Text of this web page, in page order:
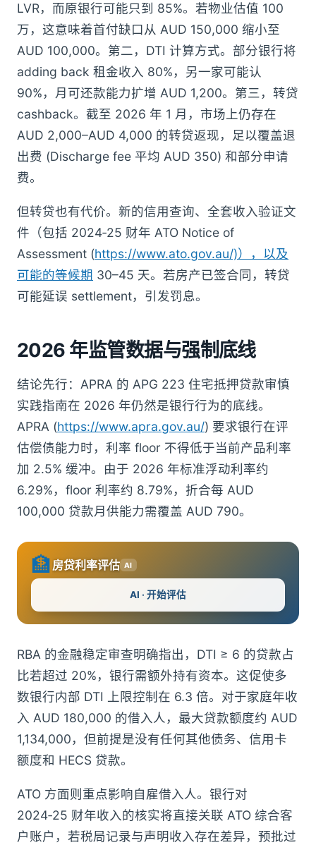
LVR，而原银行可能只到 85%。若物业估值 100
万，这意味着首付缺口从 AUD 150,000 缩小至
AUD 100,000。第二，DTI 计算方式。部分银行将
adding back 租金收入 80%，另一家可能认
90%，月可还款能力扩增 AUD 1,200。第三，转贷
cashback。截至 2026 年 1 月，市场上仍存在
AUD 2,000–AUD 4,000 的转贷返现，足以覆盖退
出费 (Discharge fee 平均 AUD 350) 和部分申请
费。
但转贷也有代价。新的信用查询、全套收入验证文
件（包括 2024‑25 财年 ATO Notice of
Assessment (https://www.ato.gov.au/)），以及
可能的等候期 30–45 天。若房产已签合同，转贷
可能延误 settlement，引发罚息。
2026 年监管数据与强制底线
结论先行：APRA 的 APG 223 住宅抵押贷款审慎
实践指南在 2026 年仍然是银行行为的底线。
APRA (https://www.apra.gov.au/) 要求银行在评
估偿债能力时，利率 floor 不得低于当前产品利率
加 2.5% 缓冲。由于 2026 年标准浮动利率约
6.29%，floor 利率约 8.79%，折合每 AUD
100,000 贷款月供能力需覆盖 AUD 790。
🏦房贷利率评估 AI
AI · 开始评估
RBA 的金融稳定审查明确指出，DTI ≥ 6 的贷款占
比若超过 20%，银行需额外持有资本。这促使多
数银行内部 DTI 上限控制在 6.3 倍。对于家庭年收
入 AUD 180,000 的借入人，最大贷款额度约 AUD
1,134,000，但前提是没有任何其他债务、信用卡
额度和 HECS 贷款。
ATO 方面则重点影响自雇借入人。银行对
2024‑25 财年收入的核实将直接关联 ATO 综合客
户账户，若税局记录与声明收入存在差异，预批过